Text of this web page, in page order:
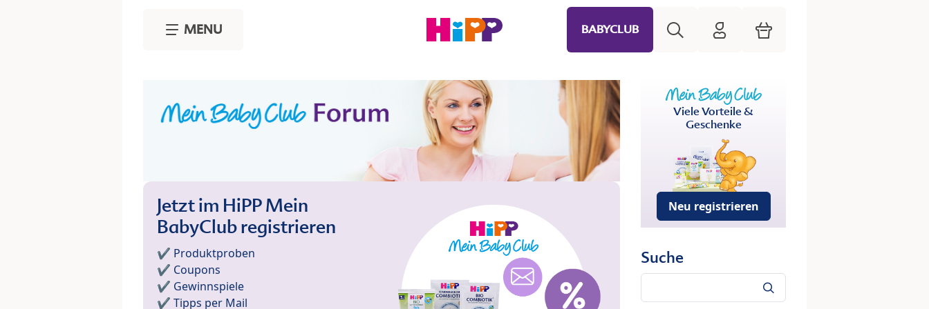
MENU BABYCLUB HiPP Mein Babyclub
Warenkorb
Jetzt im HiPP Mein
BabyClub registrieren
✔️ Produktproben
✔️ Coupons
✔️ Gewinnspiele
✔️ Tipps per Mail
Viele Vorteile &
Geschenke
Neu registrieren
Suche